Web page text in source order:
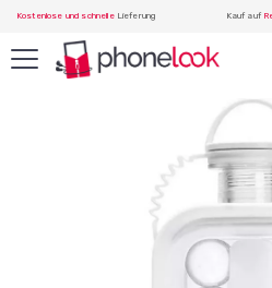
Kostenlose und schnelleLieferung Kauf auf